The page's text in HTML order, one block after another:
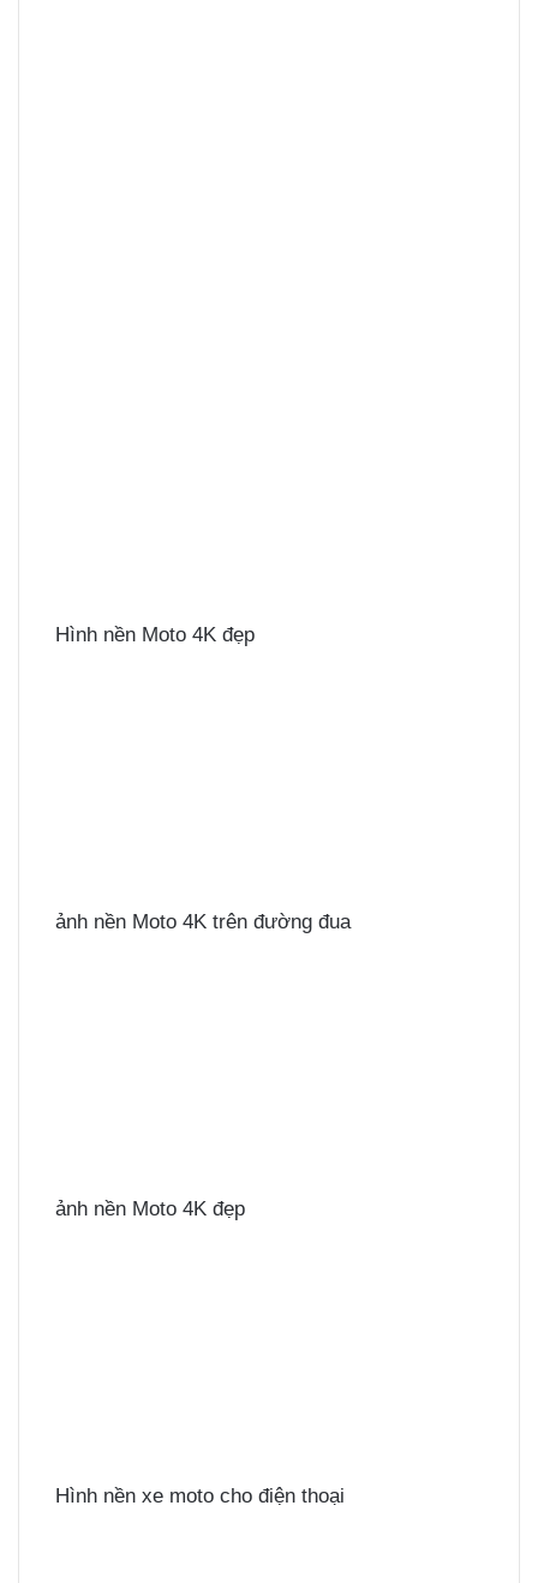
Hình nền Moto 4K đẹp
ảnh nền Moto 4K trên đường đua
ảnh nền Moto 4K đẹp
Hình nền xe moto cho điện thoại